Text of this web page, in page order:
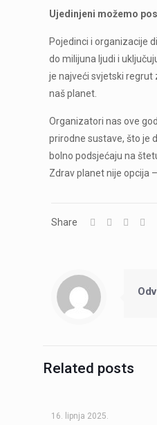
Ujedinjeni možemo
Pojedinci i organizacije
do milijuna ljudi i
je najveći svjetski regrut
naš planet.
Organizatori nas ove
prirodne sustave, što je
bolno podsjećaju na
Zdrav planet nije opcija
Share
Related posts
16. lipnja 2025.